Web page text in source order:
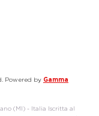
Powered by Gamma
(MI) - Italia Iscritta al